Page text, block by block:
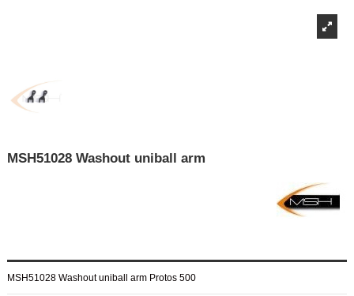
MSH51028 Washout uniball arm
MSH51028 Washout uniball arm Protos 500